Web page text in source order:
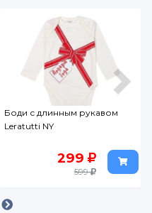
Боди с длинным рукавом
Leratutti NY
299
599